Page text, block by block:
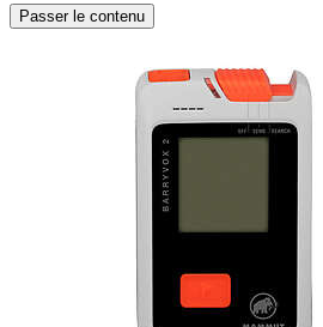
Passer le contenu